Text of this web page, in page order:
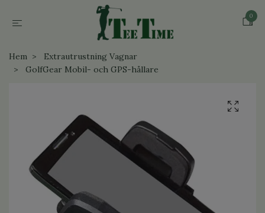
0
Hem
Extrautrustning Vagnar
GolfGear Mobil- och GPS-hållare